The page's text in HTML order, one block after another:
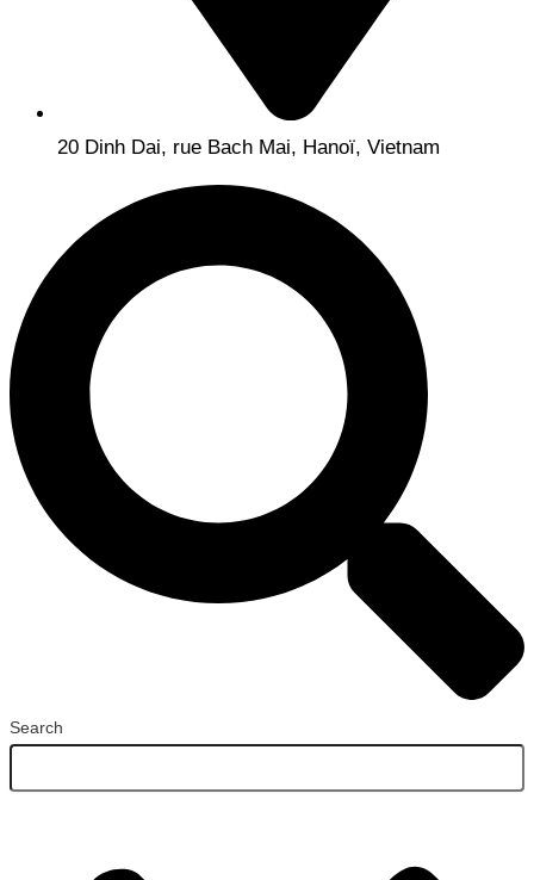
20 Dinh Dai, rue Bach Mai, Hanoï, Vietnam
Search